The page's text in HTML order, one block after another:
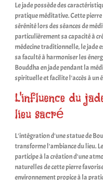
Le jade possède des
pratique méditative. Cette
sérénité lors des séances de
particulièrement sa capacité à
médecine traditionnelle, le jade
sa faculté à harmoniser les
Bouddha en jade pendant la
spirituelle et facilite l'accès à un
L'influence du
lieu sacré
L'intégration d'une statue de
transforme l'ambiance du lieu.
participe à la création d'une
naturelles de cette pierre
environnement propice à la